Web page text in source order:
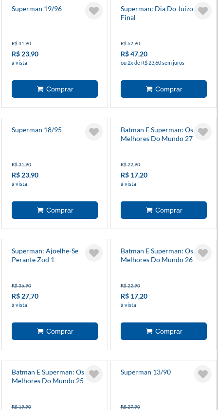
Superman 19/96
R$ 31,90
R$ 23,90
à vista
Superman: Dia Do Juízo
Final
R$ 62,90
R$ 47,20
ou 2x de R$ 23,60 sem juros
Superman 18/95
R$ 31,90
R$ 23,90
à vista
Batman E Superman: Os
Melhores Do Mundo 27
R$ 22,90
R$ 17,20
à vista
Superman: Ajoelhe-Se
Perante Zod 1
R$ 36,90
R$ 27,70
à vista
Batman E Superman: Os
Melhores Do Mundo 26
R$ 22,90
R$ 17,20
à vista
Batman E Superman: Os
Melhores Do Mundo 25
R$ 19,90
Superman 13/90
R$ 27,90